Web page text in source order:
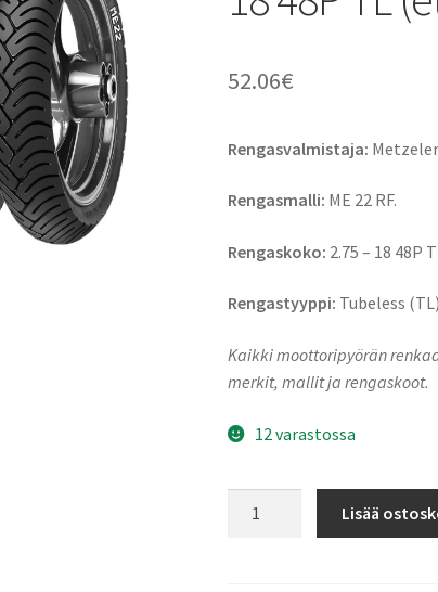
52.06€
Rengasvalmistaja: Metzeler
Rengasmalli: ME 22 RF.
Rengaskoko: 2.75 – 18 48P
Rengastyyppi: Tubeless (TL)
Kaikki moottoripyörän
merkit, mallit ja rengaskoot.
12 varastossa
Lisää